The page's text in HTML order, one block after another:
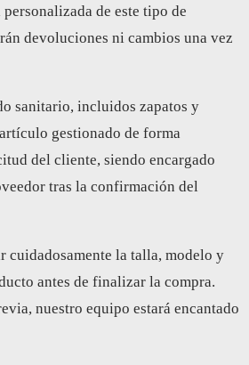
de este tipo de
devoluciones ni cambios una vez
sanitario, incluidos zapatos y
gestionado de forma
del cliente, siendo encargado
tras la confirmación del
cuidadosamente la talla, modelo y
antes de finalizar la compra.
nuestro equipo estará encantado